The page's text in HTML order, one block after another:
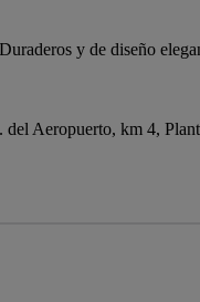
y de diseño
Aeropuerto, km 4,